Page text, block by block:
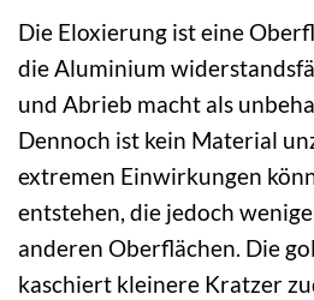
Die Eloxierung ist eine
die Aluminium
und Abrieb macht als
Dennoch ist kein Material
extremen Einwirkungen
entstehen, die jedoch
anderen Oberflächen. Die
kaschiert kleinere Kratzer